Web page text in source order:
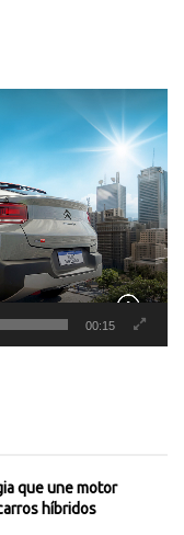
00:15
que une motor
híbridos